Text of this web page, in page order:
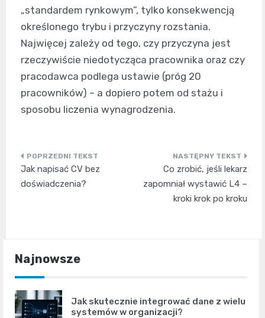
„standardem rynkowym”, tylko konsekwencją
określonego trybu i przyczyny rozstania.
Najwięcej zależy od tego, czy przyczyna jest
rzeczywiście niedotycząca pracownika oraz czy
pracodawca podlega ustawie (próg 20
pracowników) – a dopiero potem od stażu i
sposobu liczenia wynagrodzenia.
Nawigacja
wpisu
Jak napisać CV bez
doświadczenia?
Co zrobić, jeśli lekarz
zapomniał wystawić L4 –
kroki krok po kroku
Najnowsze
Jak skutecznie integrować dane z wielu
systemów w organizacji?